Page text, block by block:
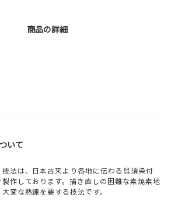
商品の詳細
いて
法は、日本古来より各地に伝わる呉須染付
作しております。描き直しの困難な素焼素地
変な熟練を要する技法です。